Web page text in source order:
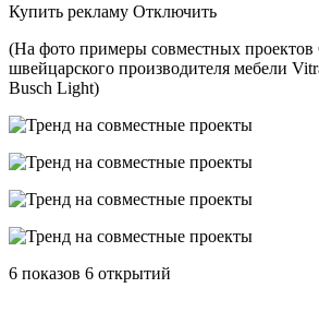
Купить рекламу Отключить
(На фото примеры совместных проектов
швейцарского производителя мебели
Busch Light)
6 показов 6 открытий